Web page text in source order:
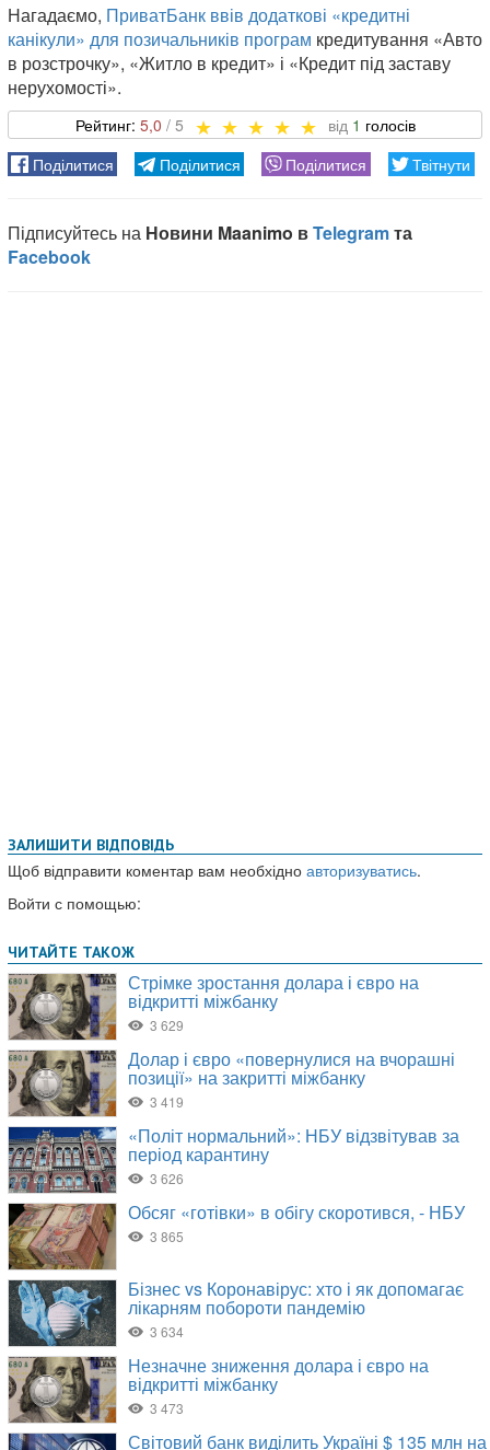
Нагадаємо, ПриватБанк ввів додаткові «кредитні
канікули» для позичальників програм кредитування «Авто
в розстрочку», «Житло в кредит» і «Кредит під заставу
нерухомості».
5,0 1
ЗАЛИШИТИ ВІДПОВІДЬ
Щоб відправити коментар вам необхідно авторизуватись.
Войти с помощью: